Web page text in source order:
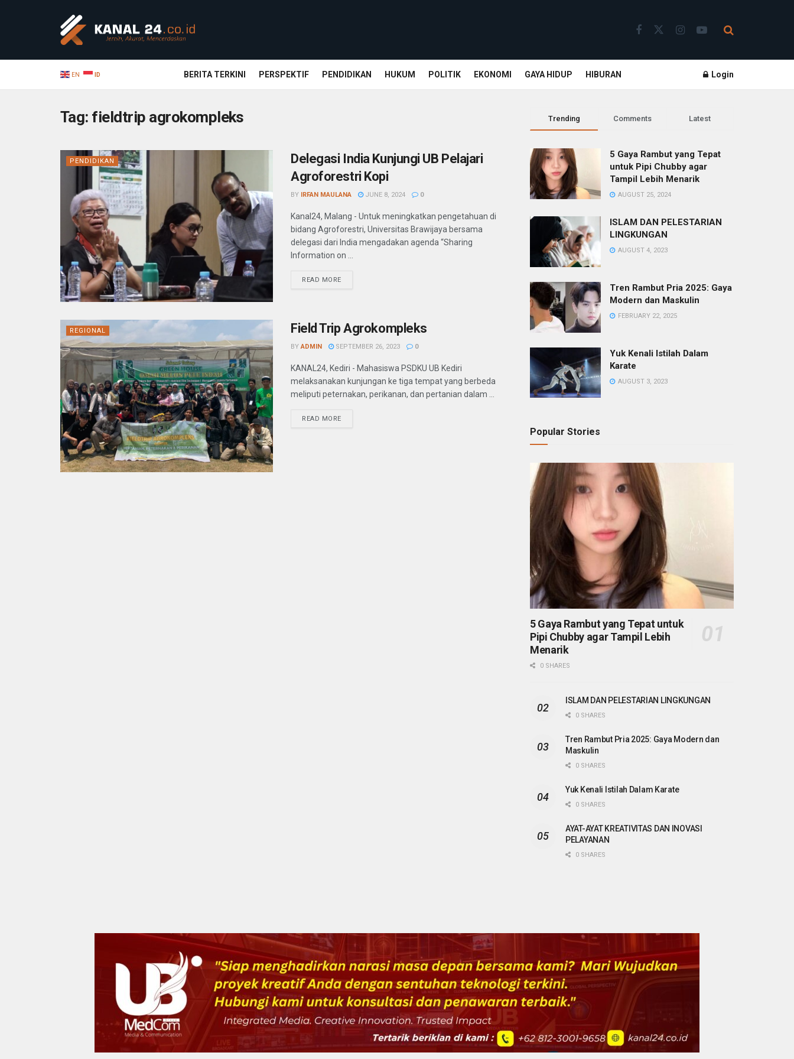
EN ID BERITA TERKINI PERSPEKTIF PENDIDIKAN HUKUM POLITIK EKONOMI GAYA HIDUP HIBURAN Login
Tag: fieldtrip agrokompleks
PENDIDIKAN
Delegasi India Kunjungi UB Pelajari
Agroforestri Kopi
BY IRFAN MAULANA JUNE 8, 2024 0
Kanal24, Malang - Untuk meningkatkan pengetahuan di
bidang Agroforestri, Universitas Brawijaya bersama
delegasi dari India mengadakan agenda “Sharing
Information on ...
READ MORE
REGIONAL Field Trip Agrokompleks
BY ADMIN SEPTEMBER 26, 2023 0
KANAL24, Kediri - Mahasiswa PSDKU UB Kediri
melaksanakan kunjungan ke tiga tempat yang berbeda
meliputi peternakan, perikanan, dan pertanian dalam ...
READ MORE
Trending Comments Latest
5 Gaya Rambut yang Tepat
untuk Pipi Chubby agar
Tampil Lebih Menarik
AUGUST 25, 2024
ISLAM DAN PELESTARIAN
LINGKUNGAN
AUGUST 4, 2023
Tren Rambut Pria 2025: Gaya
Modern dan Maskulin
FEBRUARY 22, 2025
Yuk Kenali Istilah Dalam
Karate
AUGUST 3, 2023
Popular Stories
5 Gaya Rambut yang Tepat untuk
Pipi Chubby agar Tampil Lebih
Menarik
0 SHARES
ISLAM DAN PELESTARIAN LINGKUNGAN
0 SHARES
Tren Rambut Pria 2025: Gaya Modern dan
Maskulin
0 SHARES
Yuk Kenali Istilah Dalam Karate
0 SHARES
AYAT-AYAT KREATIVITAS DAN INOVASI
PELAYANAN
0 SHARES